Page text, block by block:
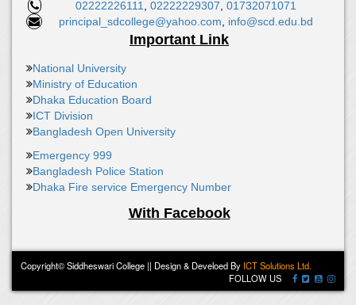
02222226111
02222229307 01732071071
principal_sdcollege@yahoo.com
info@scd.edu.bd
Important Link
National University
Ministry of Education
Dhaka Education Board
ICT Division
Bangladesh Open University
Emergency 999
Bangladesh Police Station
Dhaka Fire service Emergency Number
With Facebook
Copyright© Siddheswari College || Design & Develoed By ICT Solutions Ltd.
FOLLOW US